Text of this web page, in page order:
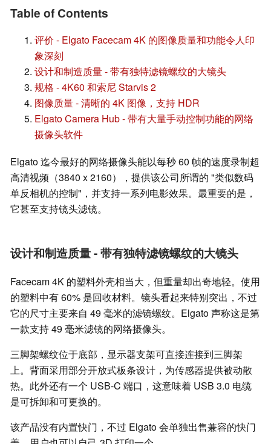
Table of Contents
评价 - Elgato Facecam 4K 的图像质量和功能令人印
象深刻
设计和制造质量 - 带有独特滤镜螺纹的大镜头
规格 - 4K60 和索尼 Starvis 2
图像质量 - 清晰的 4K 图像，支持 HDR
Elgato Camera Hub - 带有大量手动控制功能的网络
摄像头软件
Elgato 迄今最好的网络摄像头能以每秒 60 帧的速度录制超
高清视频（3840 x 2160），提供该公司所谓的 "类似数码
单反相机的控制"，并支持一系列电影效果。最重要的是，
它甚至支持镜头滤镜。
设计和制造质量 - 带有独特滤镜螺纹的大镜头
Facecam 4K 的塑料外壳相当大，但重量却出奇地轻。使用
的塑料中有 60% 是回收材料。镜头看起来特别突出，不过
它的尺寸主要来自 49 毫米的滤镜螺纹。Elgato 声称这是第
一款支持 49 毫米滤镜的网络摄像头。
三脚架螺纹位于底部，显示器支架可直接连接到三脚架
上。背面采用部分开放式板条设计，为传感器提供被动散
热。此外还有一个 USB-C 端口，这意味着 USB 3.0 电缆
是可拆卸和可更换的。
该产品没有内置快门，不过 Elgato 会单独出售兼容的快门